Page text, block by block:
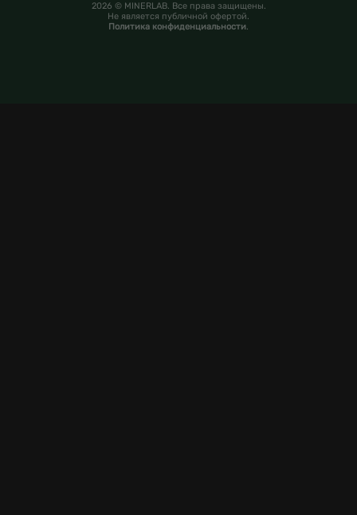
2026 © MINERLAB. Все права защищены.
Не является публичной офертой.
Политика конфиденциальности.